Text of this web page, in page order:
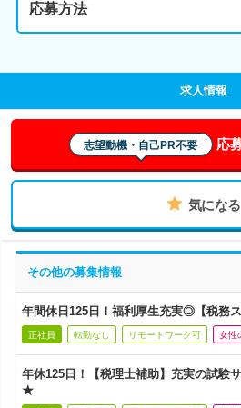
応募方法
求人情報
志望動機・自己PR不要 応
気になる
その他の募集情報
年間休日125日！福利厚生充実◎【税務
正社員 転勤なし リモートワーク可 女性
年休125日！【税理士補助】充実の試験
★